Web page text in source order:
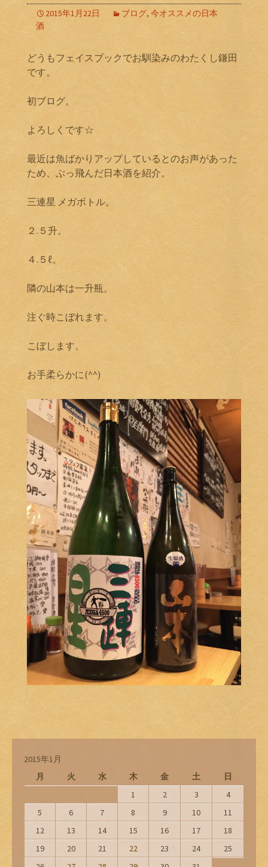
2015年1月22日 ブログ, 今オススメの日本
酒
どうもフェイスブックでお馴染みのわたくし鎌田
です。
初ブログ。
よろしくです☆
最近は魚ばかりアップしているとのお声があった
ため、ぶっ飛んだ日本酒を紹介。
三連星 メガボトル。
２.５升。
４.５ℓ。
隣の山本は一升瓶。
注ぐ時こぼれます。
こぼします。
お手柔らかに(^^)
2015年1月
月
火 水 木 金 土
日
1
2 3
4
5
6 7 8 9 10
11
12
13 14 15 16 17
18
19
20 21 22 23 24
25